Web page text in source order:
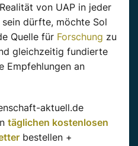
von UAP in jeder
dürfte, möchte Sol
Quelle für Forschung zu
gleichzeitig fundierte
Empfehlungen an
aktuell.de
täglichen kostenlosen
bestellen +